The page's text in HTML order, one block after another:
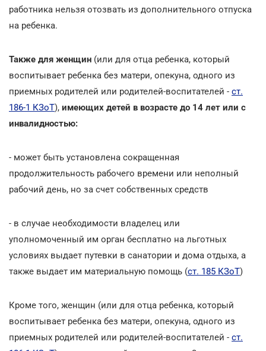
работника нельзя отозвать из дополнительного отпуска
на ребенка.
Также для женщин (или для отца ребенка, который
воспитывает ребенка без матери, опекуна, одного из
приемных родителей или родителей-воспитателей - ст.
186-1 КЗоТ), имеющих детей в возрасте до 14 лет или с
инвалидностью:
- может быть установлена сокращенная
продолжительность рабочего времени или неполный
рабочий день, но за счет собственных средств
- в случае необходимости владелец или
уполномоченный им орган бесплатно на льготных
условиях выдает путевки в санатории и дома отдыха, а
также выдает им материальную помощь (ст. 185 КЗоТ)
Кроме того, женщин (или для отца ребенка, который
воспитывает ребенка без матери, опекуна, одного из
приемных родителей или родителей-воспитателей - ст.